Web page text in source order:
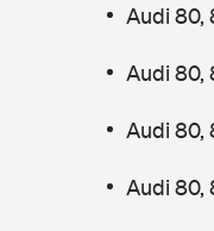
Audi 80,
Audi 80,
Audi 80,
Audi 80,